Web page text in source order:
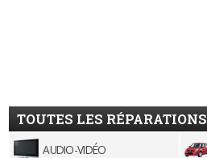
TOUTES LES RÉPARATIONS
AUDIO-VIDÉO